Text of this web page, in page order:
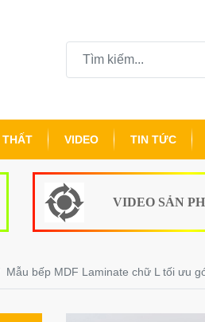
THẤT VIDEO TIN TỨC
VIDEO SẢN
Mẫu bếp MDF Laminate chữ L tối ưu